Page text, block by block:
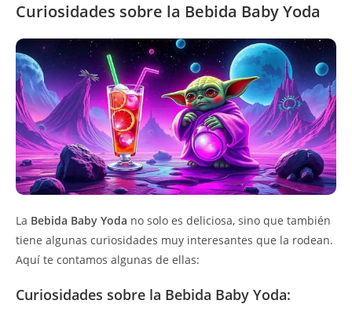
Curiosidades sobre la Bebida Baby Yoda
La Bebida Baby Yoda no solo es deliciosa, sino que también
tiene algunas curiosidades muy interesantes que la rodean.
Aquí te contamos algunas de ellas:
Curiosidades sobre la Bebida Baby Yoda: